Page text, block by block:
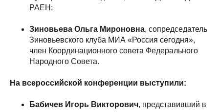
РАЕН;
Зиновьева Ольга Мироновна, сопредседатель
Зиновьевского клуба МИА «Россия сегодня»,
член Координационного совета Федерального
Народного Совета.
На всероссийской конференции выступили:
Бабичев Игорь Викторович, представивший в